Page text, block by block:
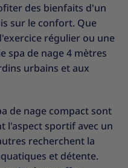
des bienfaits d'un
sur le confort. Que
régulier ou une
spa de nage 4 mètres
urbains et aux
de nage compact sont
l'aspect sportif avec un
recherchent la
et détente.